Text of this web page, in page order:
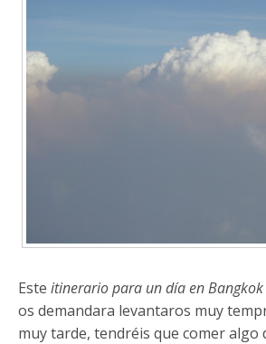
Este itinerario para un día en Bangkok
os demandara levantaros muy
muy tarde, tendréis que comer algo